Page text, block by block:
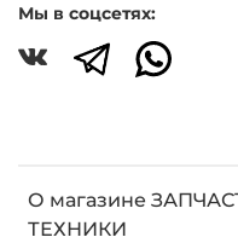
О магазине
ТЕХНИКИ
Мы в соцсетях: